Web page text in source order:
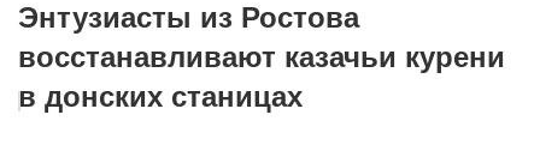
Энтузиасты из Ростова
восстанавливают казачьи курени
в донских станицах